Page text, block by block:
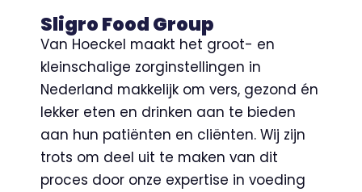
Sligro Food Group
Van Hoeckel maakt het groot- en
kleinschalige zorginstellingen in
Nederland makkelijk om vers, gezond én
lekker eten en drinken aan te bieden
aan hun patiënten en cliënten. Wij zijn
trots om deel uit te maken van dit
proces door onze expertise in voeding